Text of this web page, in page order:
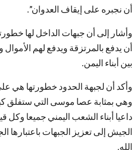
أن نجبره على إيقاف العدوان”.
وأشار إلى أن جبهات الداخل لها
أن يدفع بالمرتزقة ويدفع لهم
بين أبناء اليمن.
وأكد أن لجبهة الحدود خطورتها هي
وهي بمثابة عصا موسى التي ستفلق
داعيا أبناء الشعب اليمني جميعا وكل
الجيش إلى تعزيز الجبهات باعتبارها
الله.